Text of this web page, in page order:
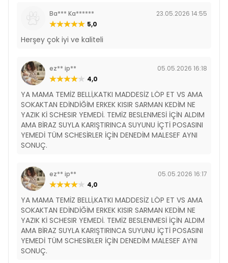
Ba*** Ka******
23.05.2026 14:55
5,0
Herşey çok iyi ve kaliteli
ez** ip**
05.05.2026 16:18
4,0
YA MAMA TEMİZ BELLİ,KATKI MADDESİZ LÖP ET VS AMA
SOKAKTAN EDİNDİĞİM ERKEK KISIR SARMAN KEDİM NE
YAZIK Kİ SCHESIR YEMEDİ. TEMİZ BESLENMESİ İÇİN ALDIM
AMA BİRAZ SUYLA KARIŞTIRINCA SUYUNU İÇTİ POSASINI
YEMEDİ TÜM SCHESİRLER İÇİN DENEDİM MALESEF AYNI
SONUÇ.
ez** ip**
05.05.2026 16:17
4,0
YA MAMA TEMİZ BELLİ,KATKI MADDESİZ LÖP ET VS AMA
SOKAKTAN EDİNDİĞİM ERKEK KISIR SARMAN KEDİM NE
YAZIK Kİ SCHESIR YEMEDİ. TEMİZ BESLENMESİ İÇİN ALDIM
AMA BİRAZ SUYLA KARIŞTIRINCA SUYUNU İÇTİ POSASINI
YEMEDİ TÜM SCHESİRLER İÇİN DENEDİM MALESEF AYNI
SONUÇ.